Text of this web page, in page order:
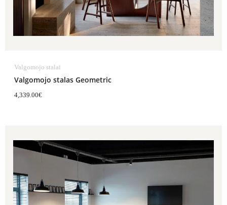
Valgomojo stalai
Valgomojo stalas Geometric
4,339.00€